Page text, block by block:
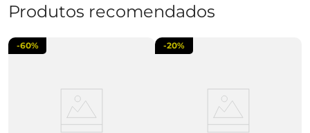
Produtos recomendados
-60% -20%